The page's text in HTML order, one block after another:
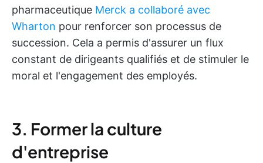
pharmaceutique Merck a collaboré avec
Wharton pour renforcer son processus de
succession. Cela a permis d'assurer un flux
constant de dirigeants qualifiés et de stimuler le
moral et l'engagement des employés.
3. Former la culture
d'entreprise